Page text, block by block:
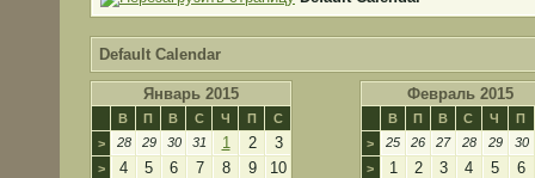
Default Calendar
Январь 2015
В П В С Ч П
С
>
28 29 30 31 1 2 3
> 4 5 6 7 8 9 10
Февраль 2015
В П В С Ч
П
>
25 26 27 28 29
30
>
1 2 3 4 5 6